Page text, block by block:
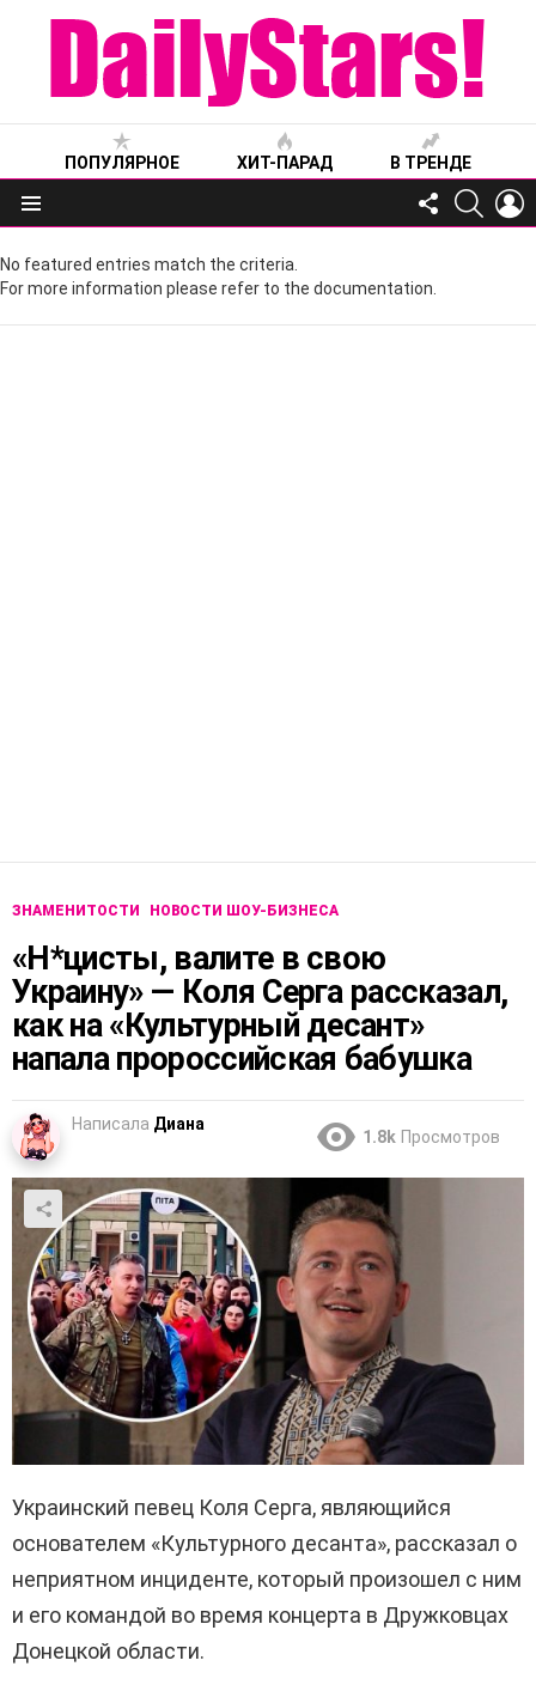
ПОПУЛЯРНОЕ ХИТ-ПАРАД В ТРЕНДЕ
Меню
FOLLOW
US
No featured entries match the criteria.
For more information please refer to the documentation.
ЗНАМЕНИТОСТИ НОВОСТИ ШОУ-БИЗНЕСА
«Н*цисты, валите в свою
Украину» — Коля Серга рассказал,
как на «Культурный десант»
напала пророссийская бабушка
Написала Диана
1.8k Просмотров
Украинский певец Коля Серга, являющийся
основателем «Культурного десанта», рассказал о
неприятном инциденте, который произошел с ним
и его командой во время концерта в Дружковцах
Донецкой области.